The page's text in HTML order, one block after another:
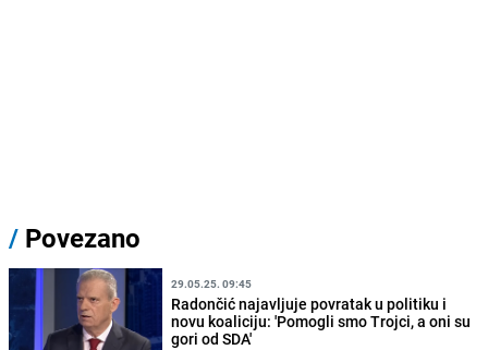
/ Povezano
29.05.25. 09:45
Radončić najavljuje povratak u politiku i
novu koaliciju: 'Pomogli smo Trojci, a oni su
gori od SDA'